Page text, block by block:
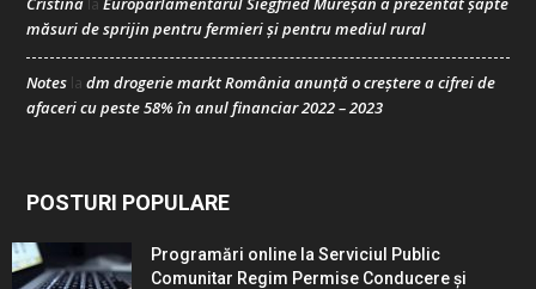
măsuri de sprijin pentru fermieri și pentru mediul rural
Notes la dm drogerie markt România anunță o creștere a cifrei de
afaceri cu peste 58% în anul financiar 2022 – 2023
POSTURI POPULARE
Programări online la Serviciul Public
Comunitar Regim Permise Conducere şi